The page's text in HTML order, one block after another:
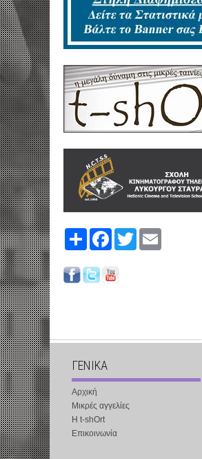
Share FacebookTwitter
ΓΕΝΙΚΑ
Αρχική
Μικρές αγγελίες
Η t-shOrt
Επικοινωνία